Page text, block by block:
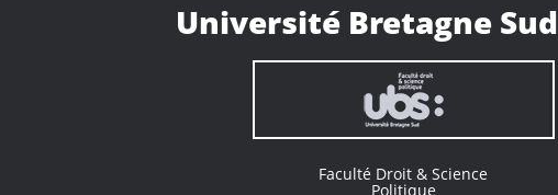
Université Bretagne Sud
Faculté Droit & Science
Politique